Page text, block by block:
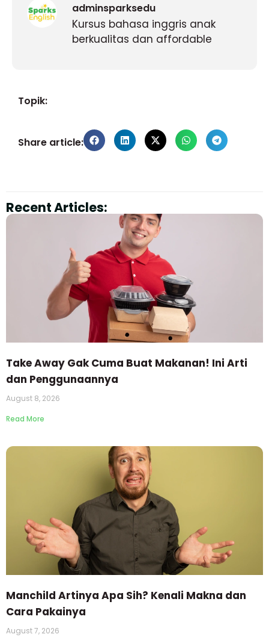
adminsparksedu
Kursus bahasa inggris anak
berkualitas dan affordable
Topik:
Share article:
Recent Articles:
Take Away Gak Cuma Buat Makanan! Ini Arti
dan Penggunaannya
August 8, 2026
Read More
Manchild Artinya Apa Sih? Kenali Makna dan
Cara Pakainya
August 7, 2026